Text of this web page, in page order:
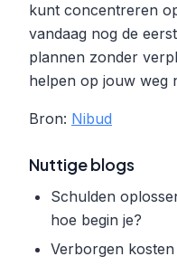
kunt concentreren
vandaag nog de
plannen zonder
helpen op jouw weg
Bron: Nibud
Nuttige blogs
Schulden
hoe begin je?
Verborgen kosten